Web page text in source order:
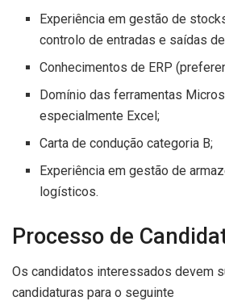
Experiência em gestão de
controlo de entradas e saídas
Conhecimentos de ERP
Domínio das ferramentas
especialmente Excel;
Carta de condução categoria B;
Experiência em gestão de
logísticos.
Processo de
Os candidatos interessados devem
candidaturas para o seguinte